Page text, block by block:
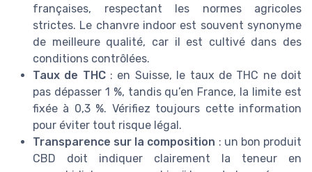
françaises, respectant les normes agricoles
strictes. Le chanvre indoor est souvent synonyme
de meilleure qualité, car il est cultivé dans des
conditions contrôlées.
Taux de THC: en Suisse, le taux de THC ne doit
pas dépasser 1 %, tandis qu’en France, la limite est
fixée à 0,3 %. Vérifiez toujours cette information
pour éviter tout risque légal.
Transparence sur la composition : un bon produit
CBD doit indiquer clairement la teneur en